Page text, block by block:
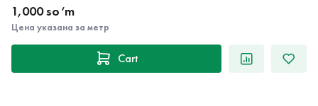
1,000 so‘m
Цена указана за метр
Cart